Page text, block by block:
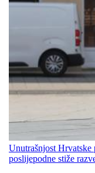
Unutrašnjost
poslijepodne stiže